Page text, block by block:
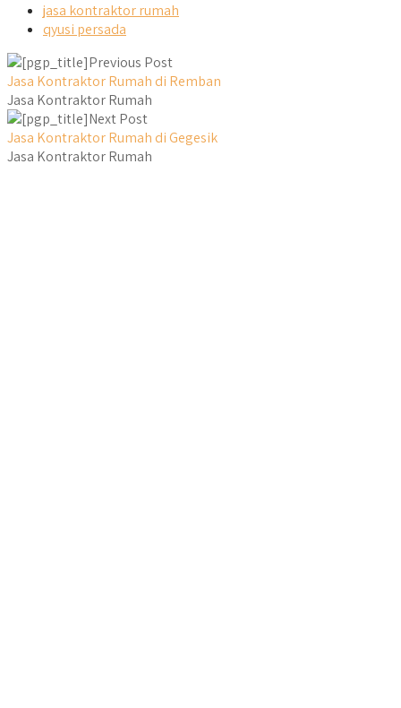
jasa kontraktor rumah
qyusi persada
Previous Post
Jasa Kontraktor Rumah di Remban
Jasa Kontraktor Rumah
Next Post
Jasa Kontraktor Rumah di Gegesik
Jasa Kontraktor Rumah